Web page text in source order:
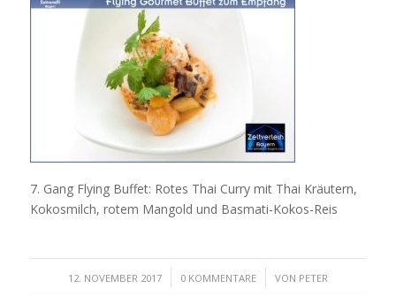
7. Gang Flying Buffet: Rotes Thai Curry mit Thai Kräutern,
Kokosmilch, rotem Mangold und Basmati-Kokos-Reis
12. NOVEMBER 2017
/ 0 KOMMENTARE
/ VON PETER